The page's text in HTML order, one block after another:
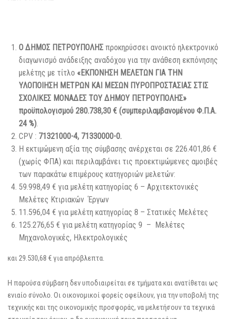
O ΔΗΜΟΣ ΠΕΤΡΟΥΠΟΛΗΣ προκηρύσσει ανοικτό ηλεκτρονικό
διαγωνισμό ανάδειξης αναδόχου για την ανάθεση εκπόνησης
μελέτης με τίτλο «ΕΚΠΟΝΗΣΗ ΜΕΛΕΤΩΝ ΓΙΑ ΤΗΝ
ΥΛΟΠΟΙΗΣΗ ΜΕΤΡΩΝ ΚΑΙ ΜΕΣΩΝ ΠΥΡΟΠΡΟΣΤΑΣΙΑΣ ΣΤΙΣ
ΣΧΟΛΙΚΕΣ ΜΟΝΑΔΕΣ ΤΟΥ ΔΗΜΟΥ ΠΕΤΡΟΥΠΟΛΗΣ»
προϋπολογισμού 280.738,30 € (συμπεριλαμβανομένου Φ.Π.Α.
24 %).
CPV : 71321000-4, 71330000-0.
Η εκτιμώμενη αξία της σύμβασης ανέρχεται σε 226.401,86 €
(χωρίς ΦΠΑ) και περιλαμβάνει τις προεκτιμώμενες αμοιβές
των παρακάτω επιμέρους κατηγοριών μελετών:
59.998,49 € για μελέτη κατηγορίας 6 – Αρχιτεκτονικές
Μελέτες Κτιριακών Έργων
11.596,04 € για μελέτη κατηγορίας 8 – Στατικές Μελέτες
125.276,65 € για μελέτη κατηγορίας 9 – Μελέτες
Μηχανολογικές, Ηλεκτρολογικές
και 29.530,68 € για απρόβλεπτα.
Η παρούσα σύμβαση δεν υποδιαιρείται σε τμήματα και ανατίθεται ως
ενιαίο σύνολο. Οι οικονομικοί φορείς οφείλουν, για την υποβολή της
τεχνικής και της οικονομικής προσφοράς, να μελετήσουν τα τεχνικά